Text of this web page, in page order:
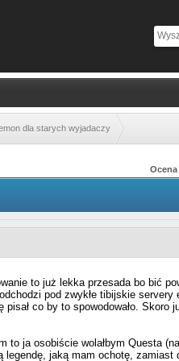
dla starych wyjadaczy
to już lekka przesada bo bić
pod zwykłe tibijskie
co by to spowodowało.
ja osobiście wolałbym Questa
legendę, jaką mam ochotę,